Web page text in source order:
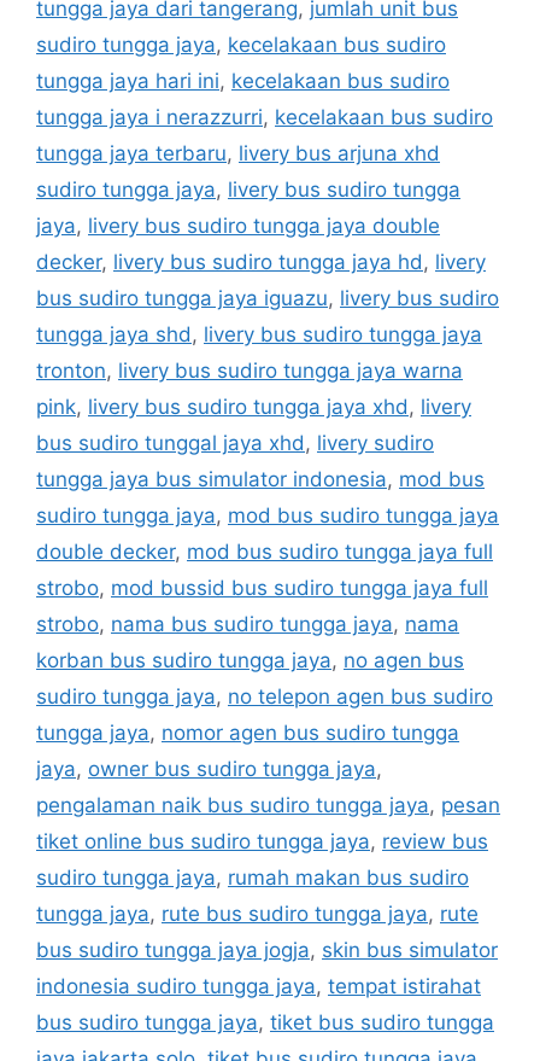
tungga jaya dari tangerang, jumlah unit bus
sudiro tungga jaya, kecelakaan bus sudiro
tungga jaya hari ini, kecelakaan bus sudiro
tungga jaya i nerazzurri, kecelakaan bus sudiro
tungga jaya terbaru, livery bus arjuna xhd
sudiro tungga jaya, livery bus sudiro tungga
jaya, livery bus sudiro tungga jaya double
decker, livery bus sudiro tungga jaya hd , livery
bus sudiro tungga jaya iguazu, livery bus sudiro
tungga jaya shd , livery bus sudiro tungga jaya
tronton, livery bus sudiro tungga jaya warna
pink, livery bus sudiro tungga jaya xhd , livery
bus sudiro tunggal jaya xhd , livery sudiro
tungga jaya bus simulator indonesia, mod bus
sudiro tungga jaya, mod bus sudiro tungga jaya
double decker, mod bus sudiro tungga jaya full
strobo, mod bussid bus sudiro tungga jaya full
strobo, nama bus sudiro tungga jaya, nama
korban bus sudiro tungga jaya, no agen bus
sudiro tungga jaya, no telepon agen bus sudiro
tungga jaya, nomor agen bus sudiro tungga
jaya, owner bus sudiro tungga jaya,
pengalaman naik bus sudiro tungga jaya, pesan
tiket online bus sudiro tungga jaya, review bus
sudiro tungga jaya, rumah makan bus sudiro
tungga jaya, rute bus sudiro tungga jaya, rute
bus sudiro tungga jaya jogja, skin bus simulator
indonesia sudiro tungga jaya, tempat istirahat
bus sudiro tungga jaya, tiket bus sudiro tungga